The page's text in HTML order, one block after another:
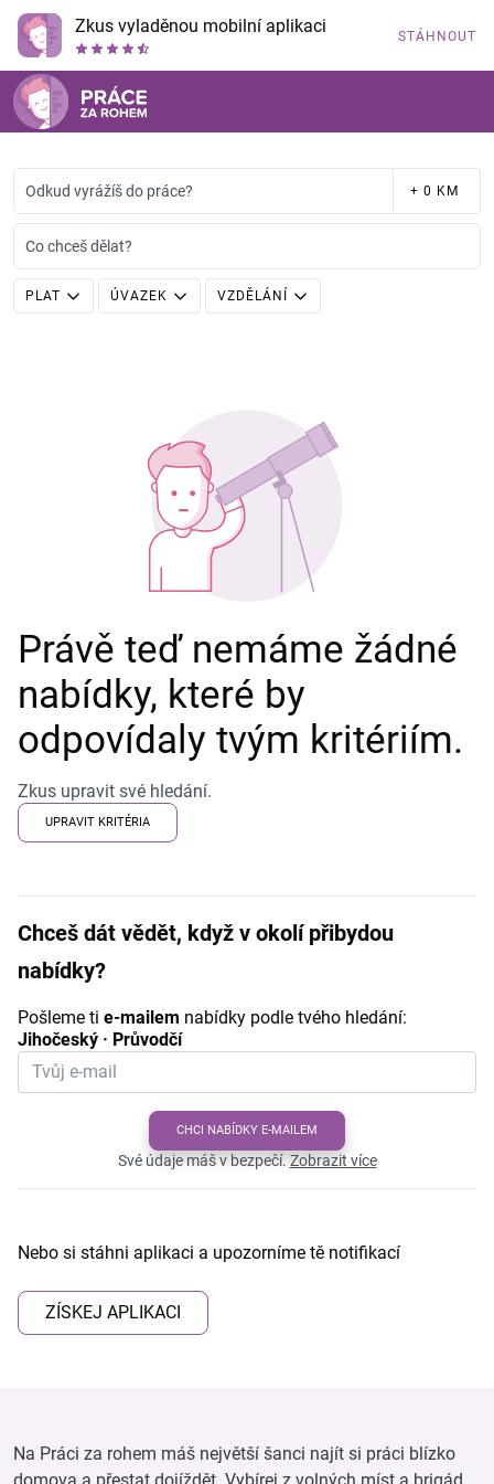
Zkus vyladěnou mobilní aplikaci STÁHNOUT
Odkud vyrážíš do práce? + 0 KM
Co chceš dělat?
PLAT ÚVAZEK VZDĚLÁNÍ
Právě teď nemáme žádné
nabídky, které by
odpovídaly tvým kritériím.
Zkus upravit své hledání.
UPRAVIT KRITÉRIA
Chceš dát vědět, když v okolí přibydou
nabídky?
Pošleme ti e-mailem nabídky podle tvého hledání:
Jihočeský · Průvodčí
CHCI NABÍDKY E-MAILEM
Své údaje máš v bezpečí.Zobrazit více
Nebo si stáhni aplikaci a upozorníme tě notifikací
ZÍSKEJ APLIKACI
Na Práci za rohem máš největší šanci najít si práci blízko
domova a přestat dojíždět. Vybírej z volných míst a brigád